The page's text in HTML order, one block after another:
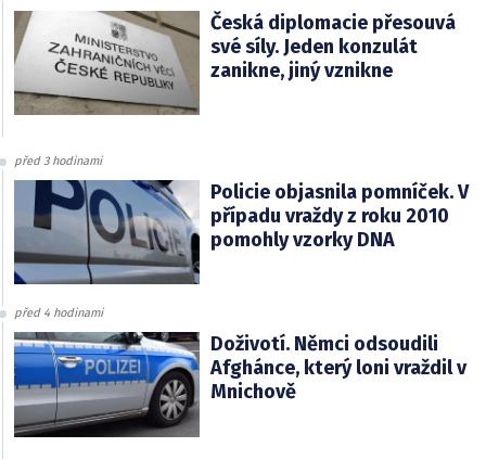
Česká diplomacie přesouvá
své síly. Jeden konzulát
zanikne, jiný vznikne
před 3 hodinami
Policie objasnila pomníček. V
případu vraždy z roku 2010
pomohly vzorky DNA
před 4 hodinami
Doživotí. Němci odsoudili
Afghánce, který loni vraždil v
Mnichově